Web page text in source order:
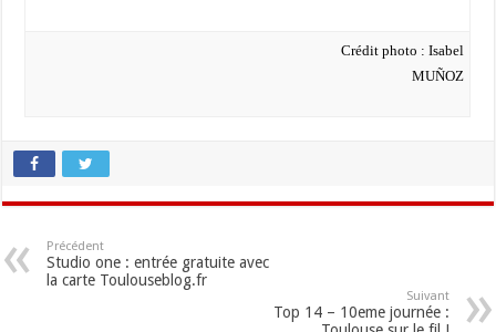
Crédit photo : Isabel
MUÑOZ
Précédent
Studio one : entrée gratuite avec
la carte Toulouseblog.fr
Suivant
Top 14 – 10eme journée :